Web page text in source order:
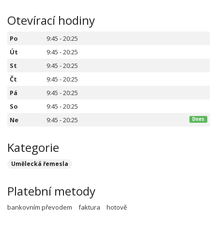
Otevírací hodiny
Po
9:45 - 20:25
Út
9:45 - 20:25
St
9:45 - 20:25
Čt
9:45 - 20:25
Pá
9:45 - 20:25
So
9:45 - 20:25
Ne
9:45 - 20:25 Dnes
Kategorie
Umělecká řemesla
Platební metody
bankovním převodem faktura hotově